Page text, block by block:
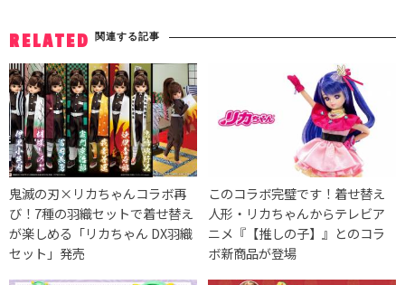
RELATED 関連する記事
鬼滅の刃×リカちゃんコラボ再
び！7種の羽織セットで着せ替え
が楽しめる「リカちゃん DX羽織
セット」発売
このコラボ完璧です！着せ替え
人形・リカちゃんからテレビア
ニメ『【推しの子】』とのコラ
ボ新商品が登場